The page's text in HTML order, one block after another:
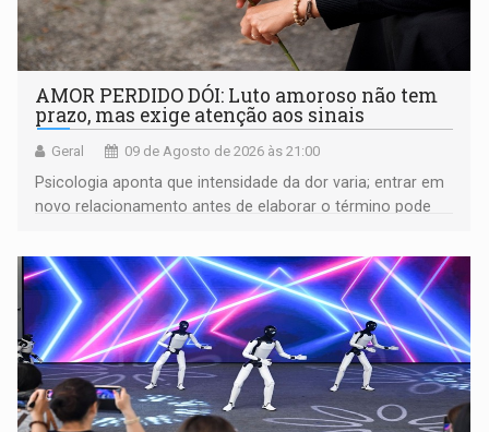
AMOR PERDIDO DÓI: Luto amoroso não tem
prazo, mas exige atenção aos sinais
Geral 09 de Agosto de 2026 às 21:00
Psicologia aponta que intensidade da dor varia; entrar em
novo relacionamento antes de elaborar o término pode